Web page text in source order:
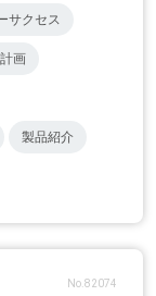
サクセス
画
製品紹介
No.82074